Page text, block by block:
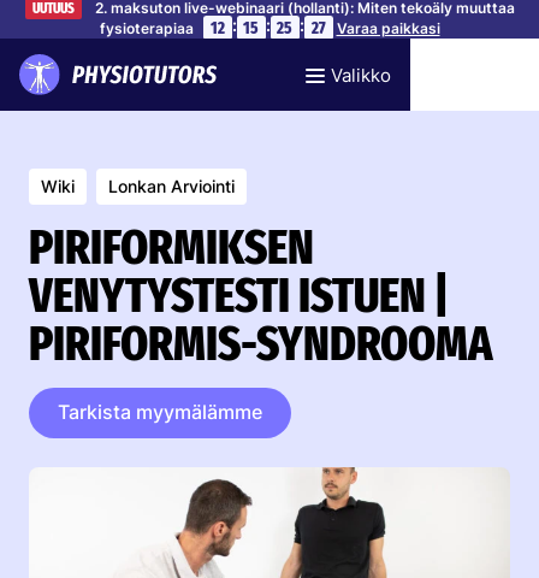
UUTUUS
2. maksuton live-webinaari (hollanti): Miten tekoäly muuttaa
fysioterapiaa
12 : 15 : 25 : 26 Varaa paikkasi
Valikko
Wiki Lonkan Arviointi
PIRIFORMIKSEN
VENYTYSTESTI ISTUEN |
PIRIFORMIS-SYNDROOMA
Tarkista myymälämme